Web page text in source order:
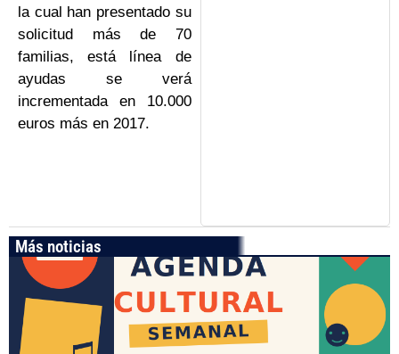
la cual han presentado su
solicitud más de 70
familias, está línea de
ayudas se verá
incrementada en 10.000
euros más en 2017.
Más noticias